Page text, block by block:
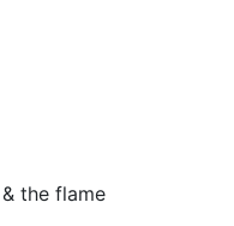
the flame